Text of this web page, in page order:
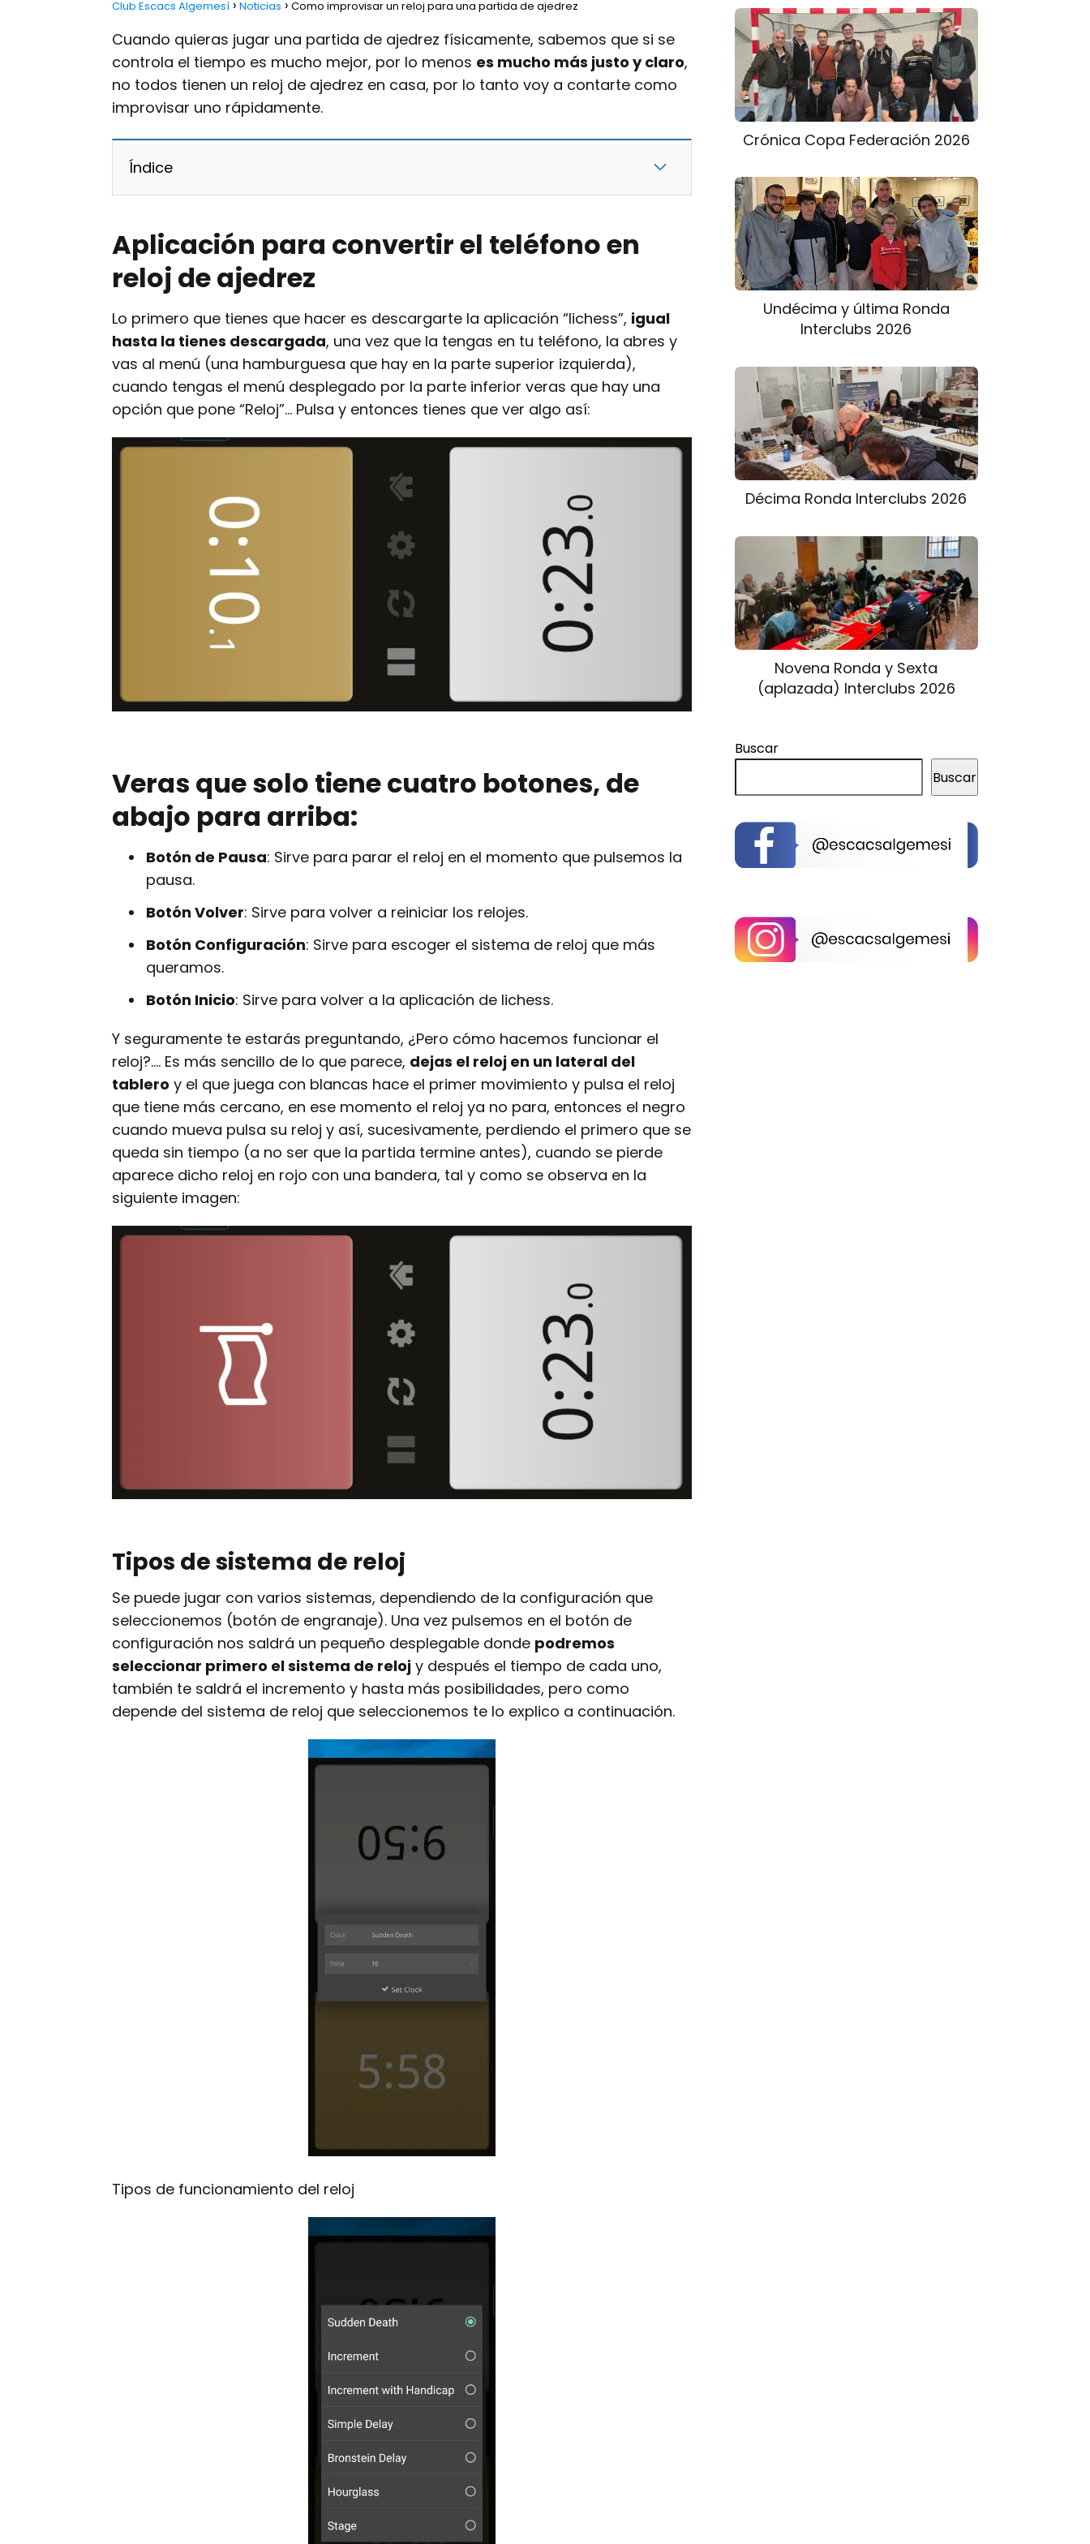
Club Escacs Algemesí Noticias Como improvisar un reloj para una partida de ajedrez
Cuando quieras jugar una partida de ajedrez físicamente, sabemos que si se
controla el tiempo es mucho mejor, por lo menos es mucho más justo y claro,
no todos tienen un reloj de ajedrez en casa, por lo tanto voy a contarte como
improvisar uno rápidamente.
Índice
Aplicación para convertir el teléfono en
reloj de ajedrez
Lo primero que tienes que hacer es descargarte la aplicación “lichess”, igual
hasta la tienes descargada, una vez que la tengas en tu teléfono, la abres y
vas al menú (una hamburguesa que hay en la parte superior izquierda),
cuando tengas el menú desplegado por la parte inferior veras que hay una
opción que pone “Reloj”… Pulsa y entonces tienes que ver algo así:
Veras que solo tiene cuatro botones, de
abajo para arriba:
Botón de Pausa: Sirve para parar el reloj en el momento que pulsemos la
pausa.
Botón Volver: Sirve para volver a reiniciar los relojes.
Botón Configuración: Sirve para escoger el sistema de reloj que más
queramos.
Botón Inicio: Sirve para volver a la aplicación de lichess.
Y seguramente te estarás preguntando, ¿Pero cómo hacemos funcionar el
reloj?.... Es más sencillo de lo que parece, dejas el reloj en un lateral del
tablero y el que juega con blancas hace el primer movimiento y pulsa el reloj
que tiene más cercano, en ese momento el reloj ya no para, entonces el negro
cuando mueva pulsa su reloj y así, sucesivamente, perdiendo el primero que se
queda sin tiempo (a no ser que la partida termine antes), cuando se pierde
aparece dicho reloj en rojo con una bandera, tal y como se observa en la
siguiente imagen:
Tipos de sistema de reloj
Se puede jugar con varios sistemas, dependiendo de la configuración que
seleccionemos (botón de engranaje). Una vez pulsemos en el botón de
configuración nos saldrá un pequeño desplegable donde podremos
seleccionar primero el sistema de reloj y después el tiempo de cada uno,
también te saldrá el incremento y hasta más posibilidades, pero como
depende del sistema de reloj que seleccionemos te lo explico a continuación.
Tipos de funcionamiento del reloj
Crónica Copa Federación 2026
Undécima y última Ronda
Interclubs 2026
Décima Ronda Interclubs 2026
Novena Ronda y Sexta
(aplazada) Interclubs 2026
Buscar
Buscar